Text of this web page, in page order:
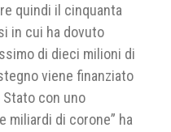
quindi il cinquanta
in cui ha dovuto
di dieci milioni di
viene finanziato
con uno
miliardi di corone” ha